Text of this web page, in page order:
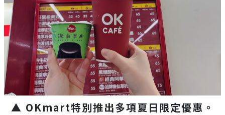
▲ OKmart特別推出多項夏日限定優惠。